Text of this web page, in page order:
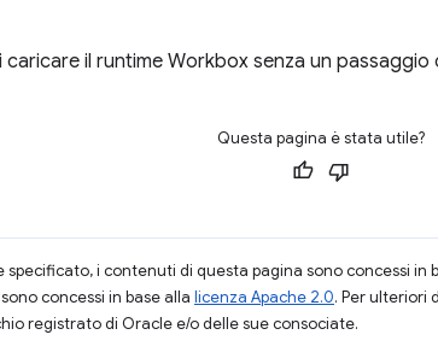
il runtime Workbox senza un passaggio
Questa pagina è stata utile?
i contenuti di questa pagina sono concessi in
concessi in base alla licenza Apache 2.0. Per ulteriori
registrato di Oracle e/o delle sue consociate.